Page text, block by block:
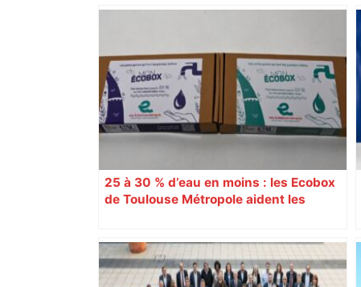
25 à 30 % d’eau en moins : les Ecobox
de Toulouse Métropole aident les